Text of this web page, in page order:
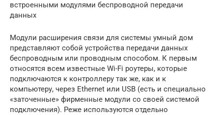
встроенными модулями беспроводной передачи
данных
Модули расширения связи для системы умный дом
представляют собой устройства передачи данных
беспроводным или проводным способом. К первым
относятся всем известные Wi-Fi роутеры, которые
подключаются к контроллеру так же, как и к
компьютеру, через Ethernet или USB (есть и специально
«заточенные» фирменные модули со своей системой
подключения). Реже используются отдельно